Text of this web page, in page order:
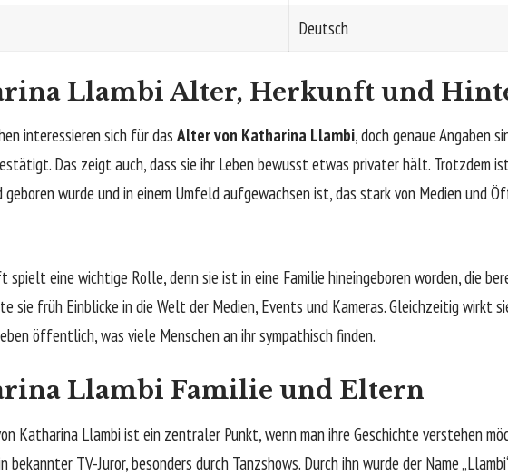
Deutsch
Llambi Alter, Herkunft und
interessieren sich für das Alter von Katharina Llambi, doch genaue Angaben
Das zeigt auch, dass sie ihr Leben bewusst etwas privater hält. Trotzdem
geboren wurde und in einem Umfeld aufgewachsen ist, das stark von Medien und
spielt eine wichtige Rolle, denn sie ist in eine Familie hineingeboren worden, die
sie früh Einblicke in die Welt der Medien, Events und Kameras. Gleichzeitig wirkt
öffentlich, was viele Menschen an ihr sympathisch finden.
Llambi Familie und Eltern
Katharina Llambi ist ein zentraler Punkt, wenn man ihre Geschichte verstehen
bekannter TV-Juror, besonders durch Tanzshows. Durch ihn wurde der Name